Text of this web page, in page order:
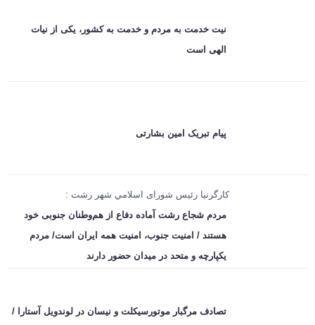
نیت خدمت به مردم و خدمت به کشور، یکی از نیات
الهی است
پیام تبریک امین بشارتی
کارگرنیا رئیس شورای اسلامي شهر رشت :
مردم شجاع رشت آماده دفاع از هم‌وطنان جنوبی خود
هستند / امنیت جنوب، امنیت همه ایران است/ مردم
یکپارچه و متحد در میدان حضور دارند
تصادف مرگبار موتورسیکلت و نیسان در لوندویل آستارا /